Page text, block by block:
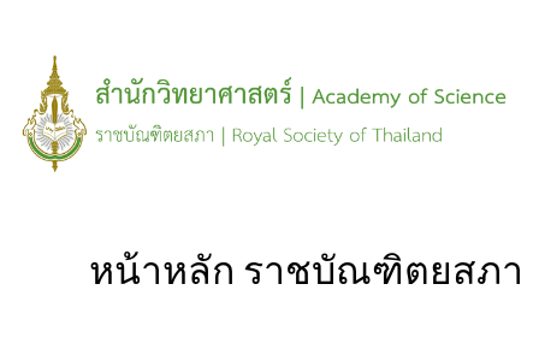
content
หน้าหลัก ราชบัณฑิตยสภา